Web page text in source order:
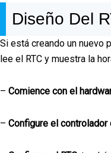
Diseño Del
Si está creando un nuevo
lee el RTC y muestra la
– Comience con el
– Configure el